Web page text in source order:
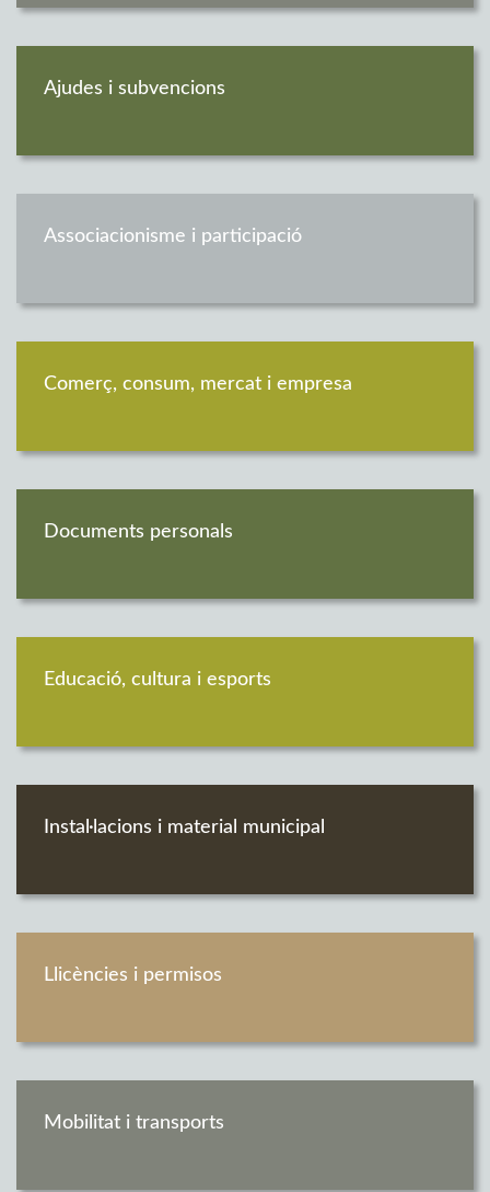
Ajudes i subvencions
Associacionisme i participació
Comerç, consum, mercat i empresa
Documents personals
Educació, cultura i esports
Instal·lacions i material municipal
Llicències i permisos
Mobilitat i transports